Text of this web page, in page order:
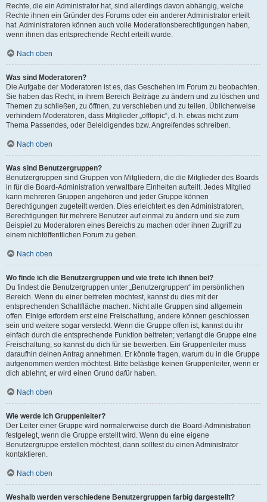
Rechte, die ein Administrator hat, sind allerdings davon abhängig, welche
Rechte ihnen ein Gründer des Forums oder ein anderer Administrator erteilt
hat. Administratoren können auch volle Moderationsberechtigungen haben,
wenn ihnen das entsprechende Recht erteilt wurde.
Nach oben
Was sind Moderatoren?
Die Aufgabe der Moderatoren ist es, das Geschehen im Forum zu beobachten.
Sie haben das Recht, in ihrem Bereich Beiträge zu ändern und zu löschen und
Themen zu schließen, zu öffnen, zu verschieben und zu teilen. Üblicherweise
verhindern Moderatoren, dass Mitglieder „offtopic“, d. h. etwas nicht zum
Thema Passendes, oder Beleidigendes bzw. Angreifendes schreiben.
Nach oben
Was sind Benutzergruppen?
Benutzergruppen sind Gruppen von Mitgliedern, die die Mitglieder des Boards
in für die Board-Administration verwaltbare Einheiten aufteilt. Jedes Mitglied
kann mehreren Gruppen angehören und jeder Gruppe können
Berechtigungen zugeteilt werden. Dies erleichtert es den Administratoren,
Berechtigungen für mehrere Benutzer auf einmal zu ändern und sie zum
Beispiel zu Moderatoren eines Bereichs zu machen oder ihnen Zugriff zu
einem nichtöffentlichen Forum zu geben.
Nach oben
Wo finde ich die Benutzergruppen und wie trete ich ihnen bei?
Du findest die Benutzergruppen unter „Benutzergruppen“ im persönlichen
Bereich. Wenn du einer beitreten möchtest, kannst du dies mit der
entsprechenden Schaltfläche machen. Nicht alle Gruppen sind allgemein
offen. Einige erfordern erst eine Freischaltung, andere können geschlossen
sein und weitere sogar versteckt. Wenn die Gruppe offen ist, kannst du ihr
einfach durch die entsprechende Funktion beitreten; verlangt die Gruppe eine
Freischaltung, so kannst du dich für sie bewerben. Ein Gruppenleiter muss
daraufhin deinen Antrag annehmen. Er könnte fragen, warum du in die Gruppe
aufgenommen werden möchtest. Bitte belästige keinen Gruppenleiter, wenn er
dich ablehnt, er wird einen Grund dafür haben.
Nach oben
Wie werde ich Gruppenleiter?
Der Leiter einer Gruppe wird normalerweise durch die Board-Administration
festgelegt, wenn die Gruppe erstellt wird. Wenn du eine eigene
Benutzergruppe erstellen möchtest, dann solltest du einen Administrator
kontaktieren.
Nach oben
Weshalb werden verschiedene Benutzergruppen farbig dargestellt?